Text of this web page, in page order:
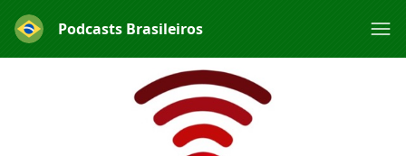
Podcasts Brasileiros